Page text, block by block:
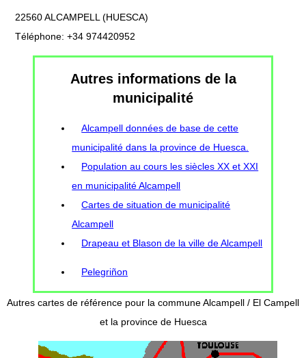
22560 ALCAMPELL (HUESCA)
Téléphone: +34 974420952
Autres informations de la
municipalité
Alcampell données de base de cette
municipalité dans la province de Huesca.
Population au cours les siècles XX et XXI
en municipalité Alcampell
Cartes de situation de municipalité
Alcampell
Drapeau et Blason de la ville de Alcampell
Pelegriñon
Autres cartes de référence pour la commune Alcampell / El Campell
et la province de Huesca